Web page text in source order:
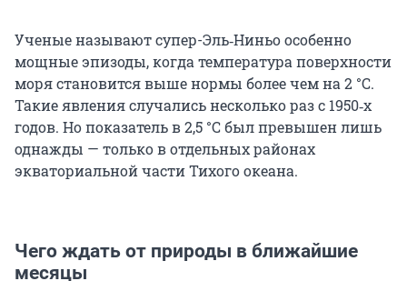
Ученые называют супер-Эль‑Ниньо особенно
мощные эпизоды, когда температура поверхности
моря становится выше нормы более чем на 2 °C.
Такие явления случались несколько раз с 1950‑х
годов. Но показатель в 2,5 °C был превышен лишь
однажды — только в отдельных районах
экваториальной части Тихого океана.
Чего ждать от природы в ближайшие
месяцы